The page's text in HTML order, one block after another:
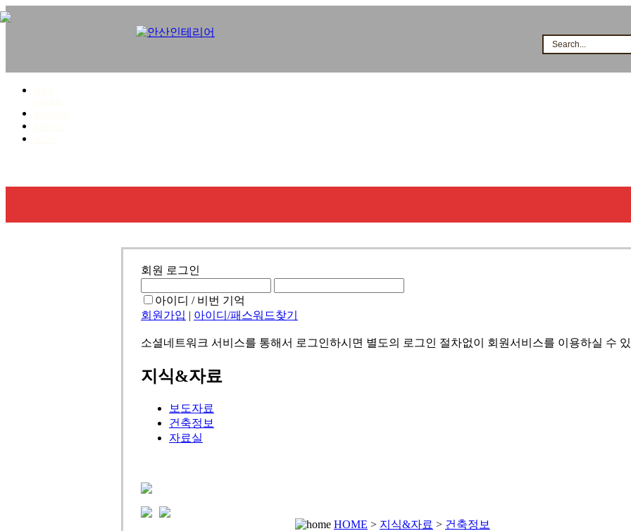
Search...
회원 로그인
아이디 / 비번 기억
회원가입 | 아이디/패스워드찾기
소셜네트워크 서비스를 통해서 로그인하시면 별도의 로그인 절차없이 회원서비스를 이용하실 수
지식&자료
보도자료
건축정보
자료실
HOME > 지식&자료 > 건축정보